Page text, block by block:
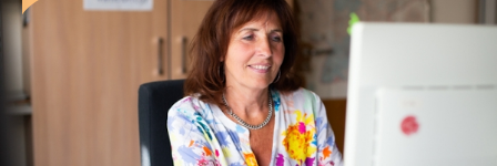
Karriere
Leichte Sprache